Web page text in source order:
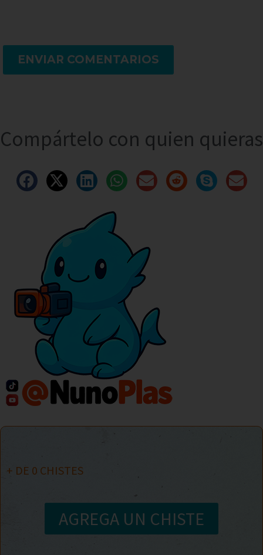
ENVIAR COMENTARIOS
Compártelo con quien quieras
+ DE 0 CHISTES
AGREGA UN CHISTE